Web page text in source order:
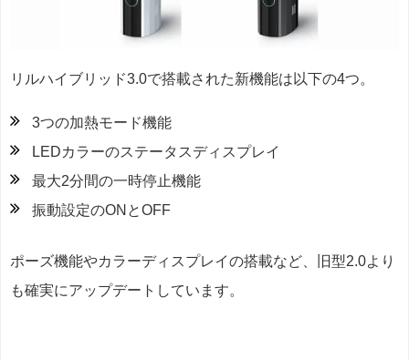
リルハイブリッド3.0で搭載された新機能は以下の4つ。
3つの加熱モード機能
LEDカラーのステータスディスプレイ
最大2分間の一時停止機能
振動設定のONとOFF
ポーズ機能やカラーディスプレイの搭載など、旧型2.0より
も確実にアップデートしています。